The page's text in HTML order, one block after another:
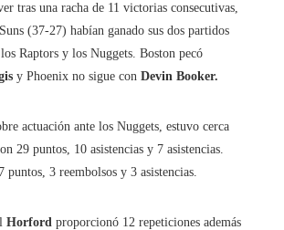
tras una racha de 11 victorias consecutivas,
(37-27) habían ganado sus dos partidos
Raptors y los Nuggets. Boston pecó
y Phoenix no sigue con Devin Booker.
actuación ante los Nuggets, estuvo cerca
29 puntos, 10 asistencias y 7 asistencias.
puntos, 3 reembolsos y 3 asistencias.
Horford proporcionó 12 repeticiones además